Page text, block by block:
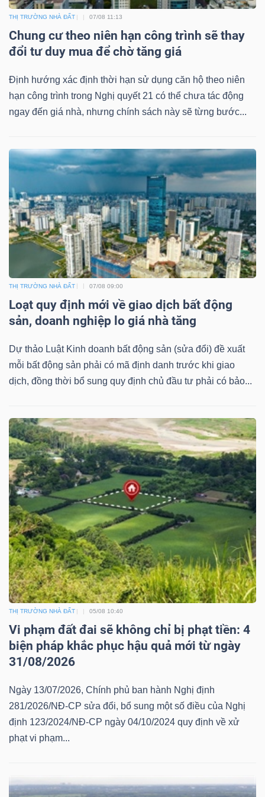
THỊ TRƯỜNG NHÀ ĐẤT 07/08 11:13
Chung cư theo niên hạn công trình sẽ thay
đổi tư duy mua để chờ tăng giá
Định hướng xác định thời hạn sử dụng căn hộ theo niên
hạn công trình trong Nghị quyết 21 có thể chưa tác động
ngay đến giá nhà, nhưng chính sách này sẽ từng bước...
THỊ TRƯỜNG NHÀ ĐẤT 07/08 09:00
Loạt quy định mới về giao dịch bất động
sản, doanh nghiệp lo giá nhà tăng
Dự thảo Luật Kinh doanh bất động sản (sửa đổi) đề xuất
mỗi bất động sản phải có mã định danh trước khi giao
dịch, đồng thời bổ sung quy định chủ đầu tư phải có bảo...
THỊ TRƯỜNG NHÀ ĐẤT 05/08 10:40
Vi phạm đất đai sẽ không chỉ bị phạt tiền: 4
biện pháp khắc phục hậu quả mới từ ngày
31/08/2026
Ngày 13/07/2026, Chính phủ ban hành Nghị định
281/2026/NĐ-CP sửa đổi, bổ sung một số điều của Nghị
định 123/2024/NĐ-CP ngày 04/10/2024 quy định về xử
phạt vi phạm...
(-)
Dịch
vụ
tạo
Sách
tài
cụ
đầu
tư
Truyền
thông
tài
chính
Dữ
liệu
chính